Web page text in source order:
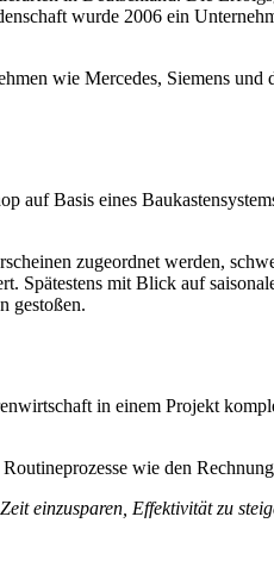
wurde 2006 ein
wie Mercedes, Siemens und
auf Basis eines
zugeordnet werden,
Spätestens mit Blick auf
gestoßen.
in einem Projekt
wie den
einzusparen, Effektivität zu